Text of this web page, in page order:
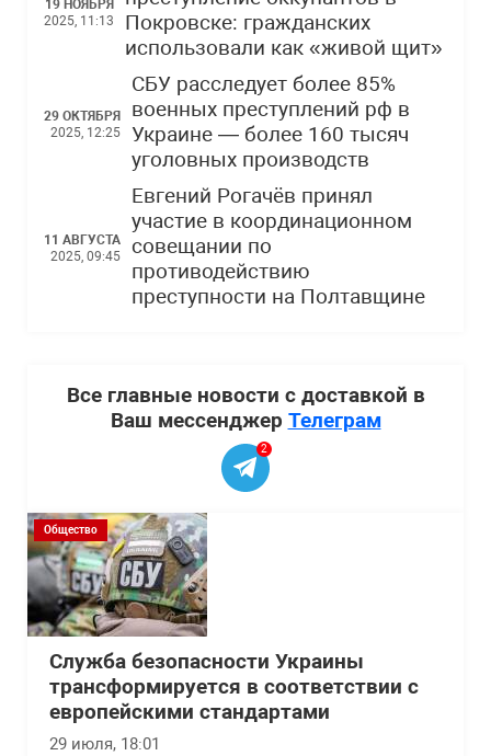
19 НОЯБРЯ
2025, 11:13
Покровске: гражданских
использовали как «живой щит»
29 ОКТЯБРЯ
2025, 12:25
СБУ расследует более 85%
военных преступлений рф в
Украине — более 160 тысяч
уголовных производств
11 АВГУСТА
2025, 09:45
Евгений Рогачёв принял
участие в координационном
совещании по
противодействию
преступности на Полтавщине
Все главные новости с доставкой в
Ваш мессенджер Телеграм
2
Общество
Служба безопасности Украины
трансформируется в соответствии с
европейскими стандартами
29 июля, 18:01